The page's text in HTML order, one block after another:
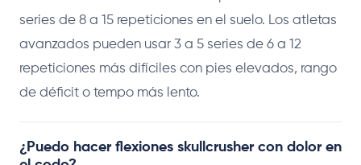
series de 8 a 15 repeticiones en el suelo. Los atletas
avanzados pueden usar 3 a 5 series de 6 a 12
repeticiones más difíciles con pies elevados, rango
de déficit o tempo más lento.
¿Puedo hacer flexiones skullcrusher con dolor en